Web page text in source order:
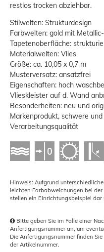
restlos trocken abziehbar.
Stilwelten: Strukturdesign
Farbwelten: gold mit
Tapetenoberfläche:
Materialwelten: Vlies
Größe: ca. 10,05 x 0,7 m
Musterversatz: ansatzfrei
Eigenschaften: hoch
Vlieskleister auf d. Wand
Besonderheiten: neu und
Markenprodukt, schwere
Verarbeitungsqualität
Hinweis: Aufgrund
leichten Farbabweichungen bei
stellen ein Einrichtungsbeispiel
Bitte geben Sie im Falle einer
Anfertigungsnummer an, um
Die Anfertigungsnummer finden
der Artikelnummer.